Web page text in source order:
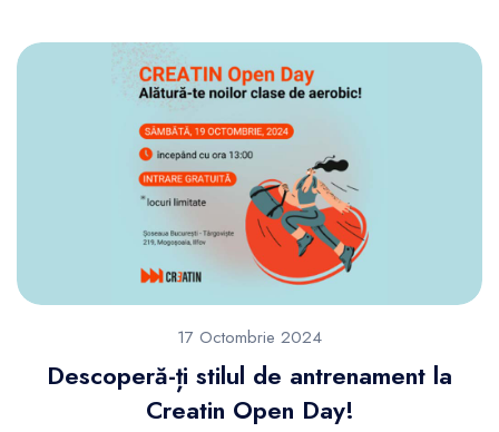
17 Octombrie 2024
Descoperă-ți stilul de antrenament la
Creatin Open Day!